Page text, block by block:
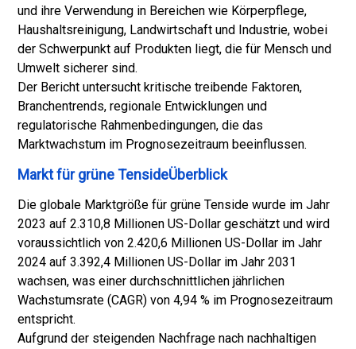
und ihre Verwendung in Bereichen wie Körperpflege,
Haushaltsreinigung, Landwirtschaft und Industrie, wobei
der Schwerpunkt auf Produkten liegt, die für Mensch und
Umwelt sicherer sind.
Der Bericht untersucht kritische treibende Faktoren,
Branchentrends, regionale Entwicklungen und
regulatorische Rahmenbedingungen, die das
Marktwachstum im Prognosezeitraum beeinflussen.
Markt für grüne TensideÜberblick
Die globale Marktgröße für grüne Tenside wurde im Jahr
2023 auf 2.310,8 Millionen US-Dollar geschätzt und wird
voraussichtlich von 2.420,6 Millionen US-Dollar im Jahr
2024 auf 3.392,4 Millionen US-Dollar im Jahr 2031
wachsen, was einer durchschnittlichen jährlichen
Wachstumsrate (CAGR) von 4,94 % im Prognosezeitraum
entspricht.
Aufgrund der steigenden Nachfrage nach nachhaltigen